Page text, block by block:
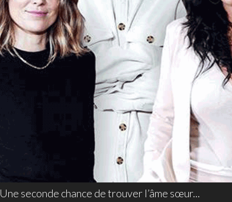
Une seconde chance de trouver l’âme sœur...